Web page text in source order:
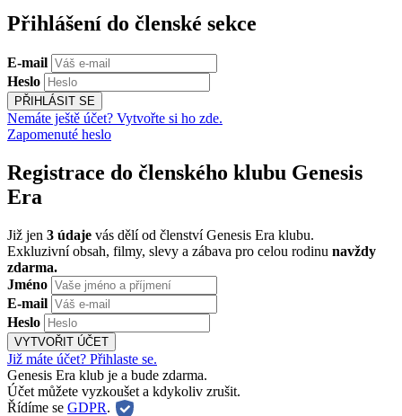
Přihlášení do členské sekce
E-mail
Heslo
PŘIHLÁSIT SE
Nemáte ještě účet? Vytvořte si ho zde.
Zapomenuté heslo
Registrace do členského klubu Genesis
Era
Již jen 3 údaje vás dělí od členství Genesis Era klubu.
Exkluzivní obsah, filmy, slevy a zábava pro celou rodinu navždy
zdarma.
Jméno
E-mail
Heslo
VYTVOŘIT ÚČET
Již máte účet? Přihlaste se.
Genesis Era klub je a bude zdarma.
Účet můžete vyzkoušet a kdykoliv zrušit.
Řídíme se GDPR.